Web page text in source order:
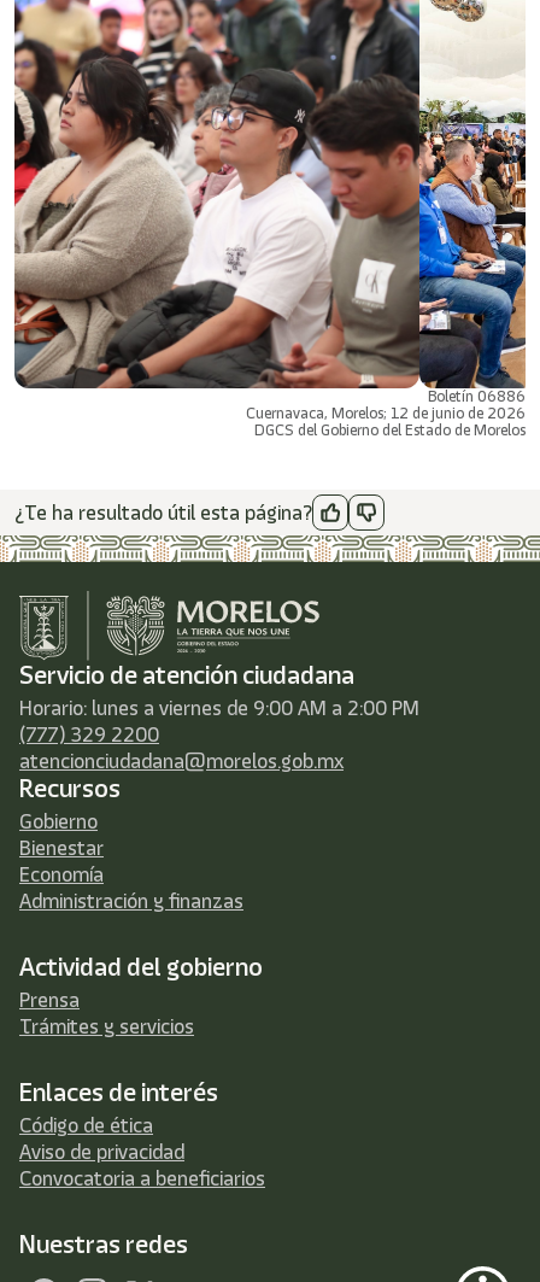
Boletín 06886
Cuernavaca, Morelos; 12 de junio de 2026
DGCS del Gobierno del Estado de Morelos
¿Te ha resultado útil esta página?
Servicio de atención ciudadana
Horario: lunes a viernes de 9:00 AM a 2:00 PM
(777) 329 2200
atencionciudadana@morelos.gob.mx
Recursos
Gobierno
Bienestar
Economía
Administración y finanzas
Actividad del gobierno
Prensa
Trámites y servicios
Enlaces de interés
Código de ética
Aviso de privacidad
Convocatoria a beneficiarios
Nuestras redes